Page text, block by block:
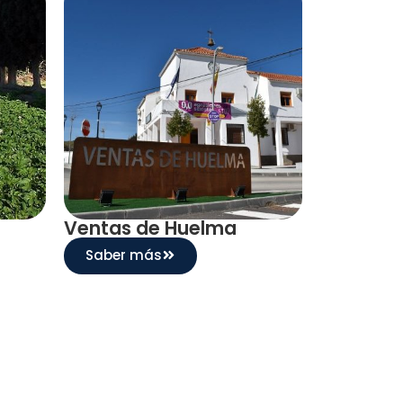
Ventas de Huelma
Saber más